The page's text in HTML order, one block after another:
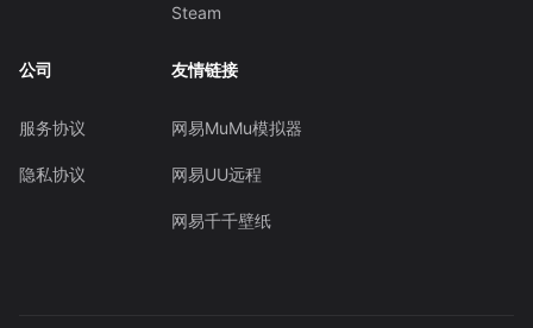
Steam
公司
服务协议
隐私协议
友情链接
网易MuMu模拟器
网易UU远程
网易千千壁纸